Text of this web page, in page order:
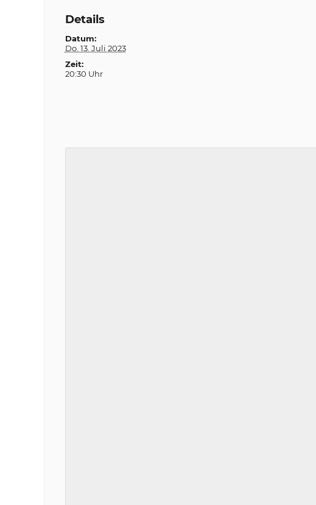
Details
Datum:
Do. 13. Juli 2023
Zeit:
20:30 Uhr